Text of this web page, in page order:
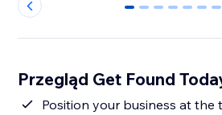
0 1 2 3 4 5 6
Przegląd Get Found
Position your business at the